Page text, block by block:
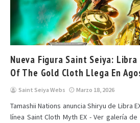
Nueva Figura Saint Seiya:
Of The Gold Cloth Llega En
Saint Seiya Webs Marzo 18, 2026
Tamashii Nations anuncia Shiryu de Libra
línea Saint Cloth Myth EX - Ver galería